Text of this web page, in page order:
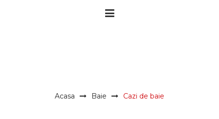
Acasa Baie Cazi de baie